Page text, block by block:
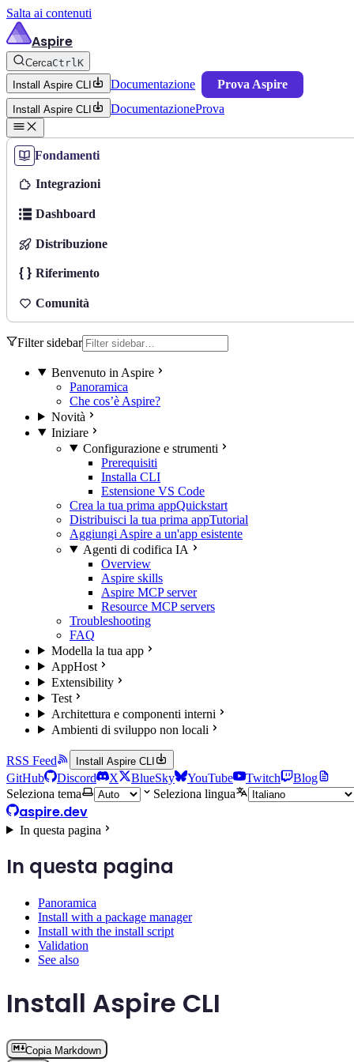
Salta ai contenuti
Aspire
CercaCtrlK
Install Aspire CLI
Documentazione Prova Aspire
Install Aspire CLI DocumentazioneProva
Fondamenti
Integrazioni
Dashboard
Distribuzione
Riferimento
Comunità
Filter sidebar
Benvenuto in Aspire
Panoramica
Che cos’è Aspire?
Novità
Iniziare
Configurazione e strumenti
Prerequisiti
Installa CLI
Estensione VS Code
Crea la tua prima appQuickstart
Distribuisci la tua prima appTutorial
Aggiungi Aspire a un'app esistente
Agenti di codifica IA
Overview
Aspire skills
Aspire MCP server
Resource MCP servers
Troubleshooting
FAQ
Modella la tua app
AppHost
Extensibility
Test
Architettura e componenti interni
Ambienti di sviluppo non locali
RSS Feed Install Aspire CLI
GitHub Discord X BlueSky YouTube Twitch
Blog
Seleziona tema
Seleziona lingua
aspire.dev
In questa pagina
In questa pagina
Panoramica
Install with a package manager
Install with the install script
Validation
See also
Install Aspire CLI
Copia Markdown